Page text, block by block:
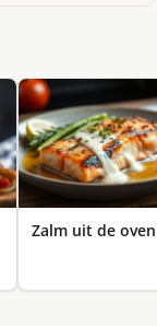
Zalm uit de oven